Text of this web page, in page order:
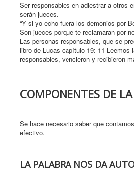
Ser responsables en adiestrar a otros
serán jueces.
“Y si yo echo fuera los demonios por
Son jueces porque te reclamaran por
Las personas responsables, que se
libro de Lucas capítulo 19: 11 Leemos
responsables, vencieron y recibieron
COMPONENTES DE
Se hace necesario saber que
efectivo.
LA PALABRA NOS DA